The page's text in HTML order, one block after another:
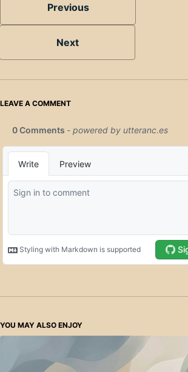
Previous
Next
LEAVE A COMMENT
YOU MAY ALSO ENJOY